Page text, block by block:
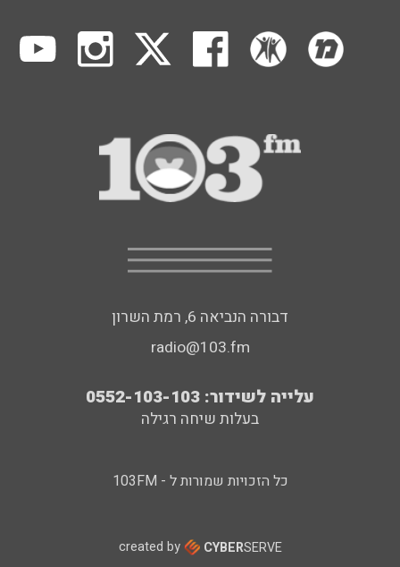
דבורה הנביאה 6, רמת השרון
radio@103.fm
עלייה לשידור: 0552-103-103
בעלות שיחה רגילה
כל הזכויות שמורות ל - 103FM
created by CYBERSERVE